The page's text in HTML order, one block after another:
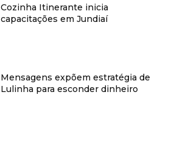
Cozinha Itinerante inicia
capacitações em Jundiaí
Mensagens expõem estratégia de
Lulinha para esconder dinheiro